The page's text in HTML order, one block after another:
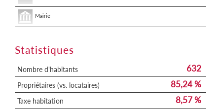
Mairie
Statistiques
Nombre d'habitants 632
Propriétaires (vs. locataires) 85,24 %
Taxe habitation 8,57 %